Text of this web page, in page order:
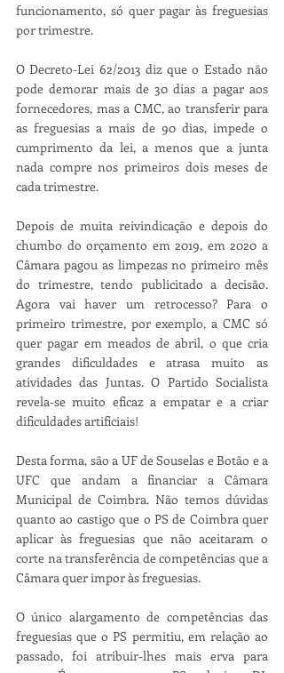
funcionamento, só quer pagar às freguesias
por trimestre.
O Decreto-Lei 62/2013 diz que o Estado não
pode demorar mais de 30 dias a pagar aos
fornecedores, mas a CMC, ao transferir para
as freguesias a mais de 90 dias, impede o
cumprimento da lei, a menos que a junta
nada compre nos primeiros dois meses de
cada trimestre.
Depois de muita reivindicação e depois do
chumbo do orçamento em 2019, em 2020 a
Câmara pagou as limpezas no primeiro mês
do trimestre, tendo publicitado a decisão.
Agora vai haver um retrocesso? Para o
primeiro trimestre, por exemplo, a CMC só
quer pagar em meados de abril, o que cria
grandes dificuldades e atrasa muito as
atividades das Juntas. O Partido Socialista
revela-se muito eficaz a empatar e a criar
dificuldades artificiais!
Desta forma, são a UF de Souselas e Botão e a
UFC que andam a financiar a Câmara
Municipal de Coimbra. Não temos dúvidas
quanto ao castigo que o PS de Coimbra quer
aplicar às freguesias que não aceitaram o
corte na transferência de competências que a
Câmara quer impor às freguesias.
O único alargamento de competências das
freguesias que o PS permitiu, em relação ao
passado, foi atribuir-lhes mais erva para